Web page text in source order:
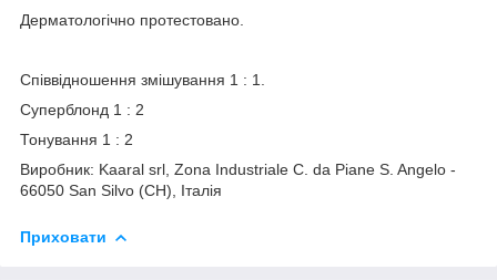
Дерматологічно протестовано.
Співвідношення змішування 1 : 1.
Суперблонд 1 : 2
Тонування 1 : 2
Виробник: Kaaral srl, Zona Industriale C. da Piane S. Angelo -
66050 San Silvo (CH), Італія
Приховати